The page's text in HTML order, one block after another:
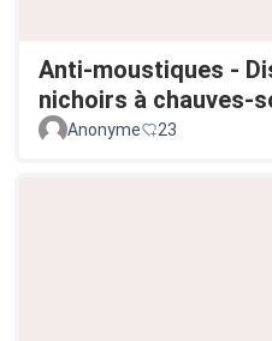
Anti-moustiques -
nichoirs à chauves-
Anonyme 23